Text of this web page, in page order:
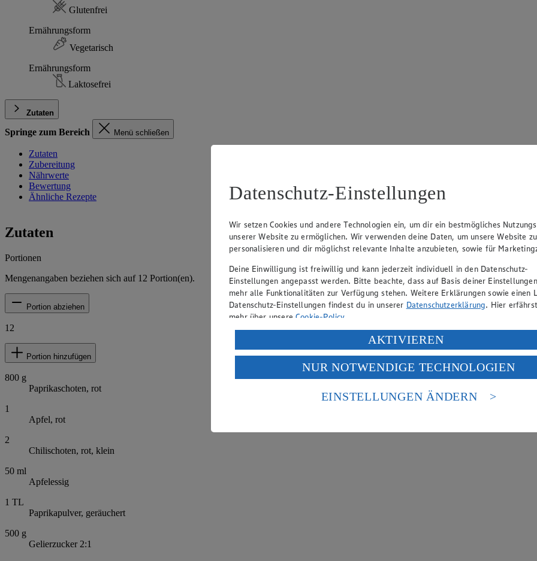
Glutenfrei
Ernährungsform
Vegetarisch
Ernährungsform
Laktosefrei
Zutaten
Springe zum Bereich Menü schließen
Zutaten
Zubereitung
Nährwerte
Bewertung
Ähnliche Rezepte
Zutaten
Portionen
Mengenangaben beziehen sich auf 12 Portion(en).
Portion abziehen
12
Portion hinzufügen
800 g
Paprikaschoten, rot
1
Apfel, rot
2
Chilischoten, rot, klein
50 ml
Apfelessig
1 TL
Paprikapulver, geräuchert
500 g
Gelierzucker 2:1
Datenschutz-Einstellungen
Wir setzen Cookies und andere Technologien ein, um dir ein bestmögliches
unserer Website zu ermöglichen. Wir verwenden deine Daten, um unsere Website zu
personalisieren und dir möglichst relevante Inhalte anzubieten, sowie für
Deine Einwilligung ist freiwillig und kann jederzeit individuell in den Datenschutz-
Einstellungen angepasst werden. Bitte beachte, dass auf Basis deiner
mehr alle Funktionalitäten zur Verfügung stehen. Weitere Erklärungen sowie einen
Datenschutz-Einstellungen findest du in unserer Datenschutzerklärung. Hier
mehr über unsereCookie-Policy.
Verarbeitung deiner personenbezogenen Daten in den USA durch Facebook und
Wenn du auf „Aktivieren“ klickst, willigst du im Sinne des Art. 49 Abs. 1 Satz 1 lit.
ein, dass deine Daten in den USA verarbeitet werden. Der EuGH sieht die USA als
einem nach europäischen Standards nicht angemessenen Datenschutzniveau an. Es
Risiko eines Zugriffs durch US-amerikanische Behörden.
AKTIVIEREN
NUR NOTWENDIGE TECHNOLOGIEN
EINSTELLUNGEN ÄNDERN